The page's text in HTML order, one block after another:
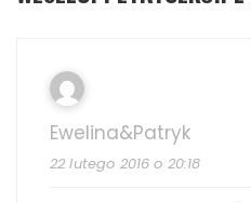
Ewelina&Patryk
22 lutego 2016 o 20:18